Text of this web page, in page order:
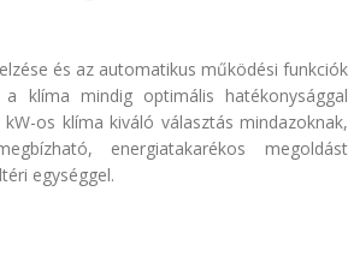
és az automatikus működési funkciók
klíma mindig optimális hatékonysággal
os klíma kiváló választás mindazoknak,
energiatakarékos megoldást
egységgel.